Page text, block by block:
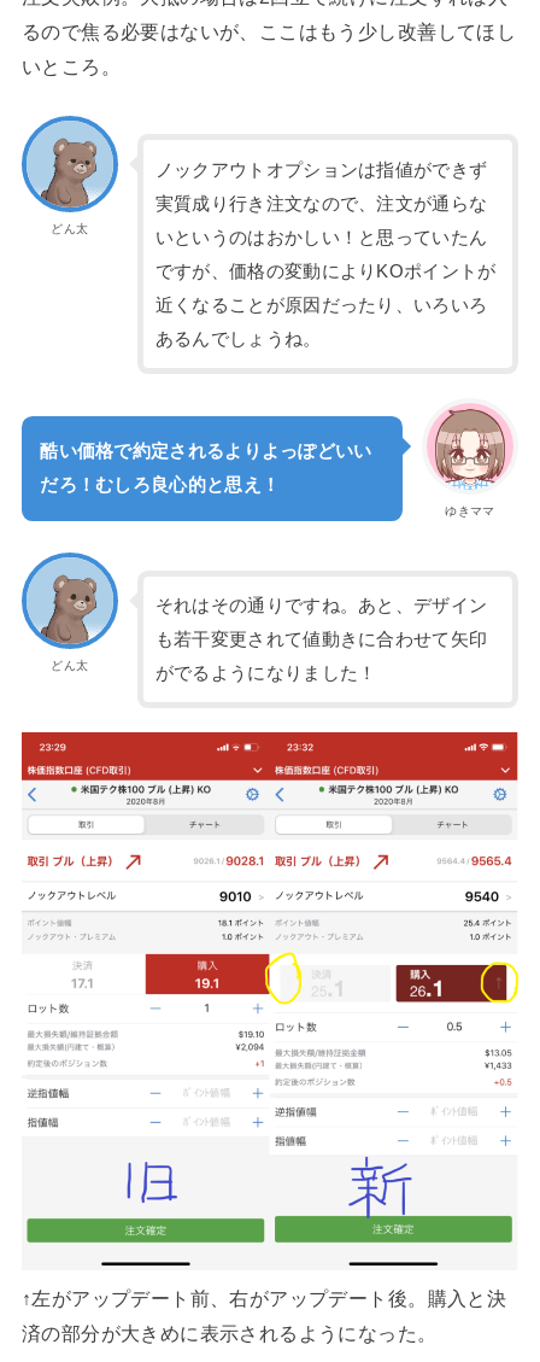
るので焦る必要はないが、ここはもう少し改善してほし
いところ。
どん太
ノックアウトオプションは指値ができず
実質成り行き注文なので、注文が通らな
いというのはおかしい！と思っていたん
ですが、価格の変動によりKOポイントが
近くなることが原因だったり、いろいろ
あるんでしょうね。
ゆきママ
酷い価格で約定されるよりよっぽどいい
だろ！むしろ良心的と思え！
どん太
それはその通りですね。あと、デザイン
も若干変更されて値動きに合わせて矢印
がでるようになりました！
↑左がアップデート前、右がアップデート後。購入と決
済の部分が大きめに表示されるようになった。